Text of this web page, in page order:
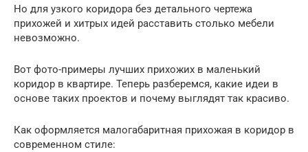
Но для узкого коридора без детального чертежа
прихожей и хитрых идей расставить столько мебели
невозможно.
Вот фото-примеры лучших прихожих в маленький
коридор в квартире. Теперь разберемся, какие идеи в
основе таких проектов и почему выглядят так красиво.
Как оформляется малогабаритная прихожая в коридор в
современном стиле: